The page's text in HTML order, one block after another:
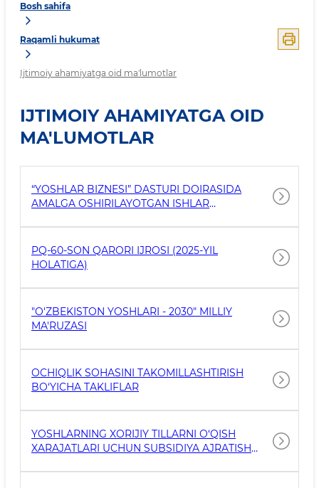
Bosh sahifa
Raqamli hukumat
Ijtimoiy ahamiyatga oid ma'lumotlar
IJTIMOIY AHAMIYATGA OID
MA'LUMOTLAR
“YOSHLAR BIZNESI” DASTURI DOIRASIDA
AMALGA OSHIRILAYOTGAN ISHLAR
PQ-60-SON QARORI IJROSI (2025-YIL
HOLATIGA)
"O'ZBEKISTON YOSHLARI - 2030" MILLIY
MA'RUZASI
OCHIQLIK SOHASINI TAKOMILLASHTIRISH
BO‘YICHA TAKLIFLAR
YOSHLARNING XORIJIY TILLARNI O‘QISH
XARAJATLARI UCHUN SUBSIDIYA AJRATISH